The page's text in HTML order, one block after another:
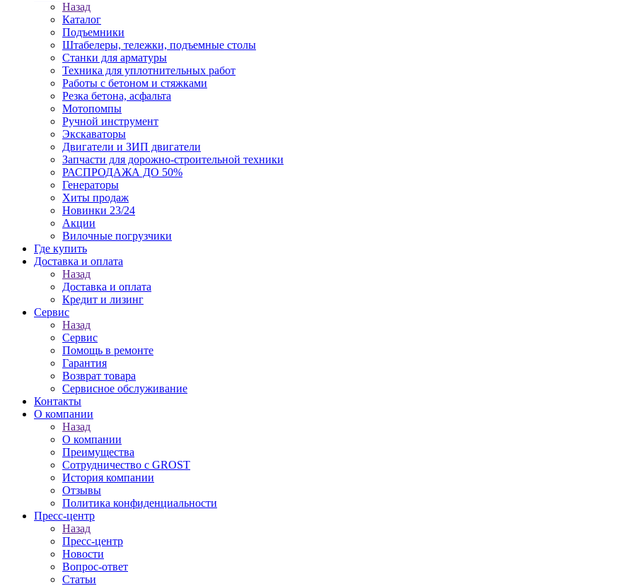
Назад
Каталог
Подъемники
Штабелеры, тележки, подъемные столы
Станки для арматуры
Техника для уплотнительных работ
Работы с бетоном и стяжками
Резка бетона, асфальта
Мотопомпы
Ручной инструмент
Экскаваторы
Двигатели и ЗИП двигатели
Запчасти для дорожно-строительной техники
РАСПРОДАЖА ДО 50%
Генераторы
Хиты продаж
Новинки 23/24
Акции
Вилочные погрузчики
Где купить
Доставка и оплата
Назад
Доставка и оплата
Кредит и лизинг
Сервис
Назад
Сервис
Помощь в ремонте
Гарантия
Возврат товара
Сервисное обслуживание
Контакты
О компании
Назад
О компании
Преимущества
Сотрудничество с GROST
История компании
Отзывы
Политика конфиденциальности
Пресс-центр
Назад
Пресс-центр
Новости
Вопрос-ответ
Статьи